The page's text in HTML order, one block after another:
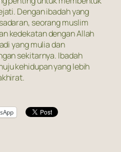
Dengan ibadah yang
seorang muslim
kedekatan dengan Allah
yang mulia dan
sekitarnya. Ibadah
kehidupan yang lebih